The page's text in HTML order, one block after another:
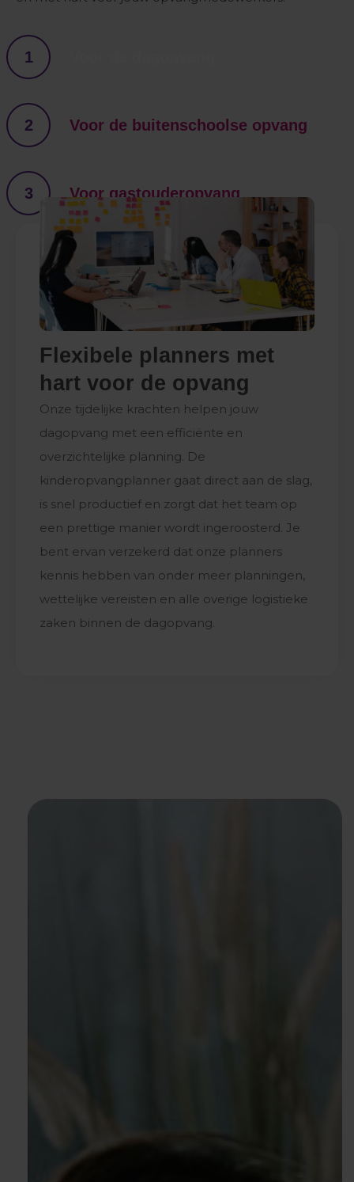
1
2 Voor de buitenschoolse opvang
3 Voor gastouderopvang
Flexibele planners met
hart voor de opvang
Onze tijdelijke krachten helpen jouw
dagopvang met een efficiënte en
overzichtelijke planning. De
kinderopvangplanner gaat direct aan de slag,
is snel productief en zorgt dat het team op
een prettige manier wordt ingeroosterd. Je
bent ervan verzekerd dat onze planners
kennis hebben van onder meer planningen,
wettelijke vereisten en alle overige logistieke
zaken binnen de dagopvang.